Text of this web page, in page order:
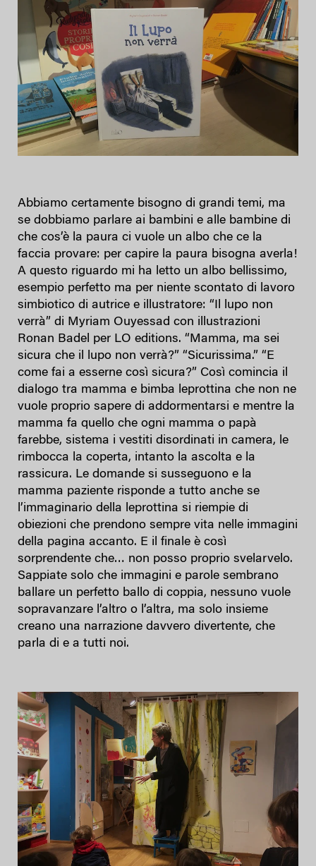
Abbiamo certamente bisogno di grandi temi, ma
se dobbiamo parlare ai bambini e alle bambine di
che cos’è la paura ci vuole un albo che ce la
faccia provare: per capire la paura bisogna averla!
A questo riguardo mi ha letto un albo bellissimo,
esempio perfetto ma per niente scontato di lavoro
simbiotico di autrice e illustratore: “Il lupo non
verrà” di Myriam Ouyessad con illustrazioni
Ronan Badel per LO editions. “Mamma, ma sei
sicura che il lupo non verrà?” “Sicurissima.” “E
come fai a esserne così sicura?” Così comincia il
dialogo tra mamma e bimba leprottina che non ne
vuole proprio sapere di addormentarsi e mentre la
mamma fa quello che ogni mamma o papà
farebbe, sistema i vestiti disordinati in camera, le
rimbocca la coperta, intanto la ascolta e la
rassicura. Le domande si susseguono e la
mamma paziente risponde a tutto anche se
l’immaginario della leprottina si riempie di
obiezioni che prendono sempre vita nelle immagini
della pagina accanto. E il finale è così
sorprendente che… non posso proprio svelarvelo.
Sappiate solo che immagini e parole sembrano
ballare un perfetto ballo di coppia, nessuno vuole
sopravanzare l’altro o l’altra, ma solo insieme
creano una narrazione davvero divertente, che
parla di e a tutti noi.